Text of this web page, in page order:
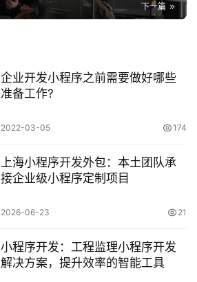
下一篇
企业开发小程序之前需要做好哪些
准备工作?
2022-03-05 174
上海小程序开发外包：本土团队承
接企业级小程序定制项目
2026-06-23 21
小程序开发：工程监理小程序开发
解决方案，提升效率的智能工具